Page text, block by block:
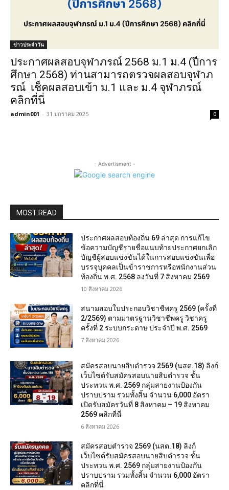
ข่าวประจำวัน
ประกาศผลสอบจุฬาภรณ์ 2568 ม.1 ม.4 (ปีการ
ศึกษา 2568) ท่านสามารถตรวจผลสอบจุฬาภ
รณ์ เช็คผลสอบเข้า ม.1 และ ม.4 จุฬาภรณ์
คลิกที่นี่
admin001 - 31 มกราคม 2025 0
- Advertisment -
MOST READ
ประกาศผลสอบท้องถิ่น 69 ล่าสุด การแก้ไข
ข้อความบัญชีรายชื่อแนบท้ายประกาศยกเลิก
บัญชีผู้สอบแข่งขันได้ในการสอบแข่งขันเพื่อ
บรรจุบุคคลเป็นข้าราชการหรือพนักงานส่วน
ท้องถิ่น พ.ศ. 2568 ลงวันที่ 7 สิงหาคม 2569
10 สิงหาคม 2026
สนามสอบใบประกอบวิชาชีพครู 2569 (ครั้งที่
2/2569) ตามมาตรฐานวิชาชีพครู วิชาครู
ครั้งที่ 2 ระบบกระดาษ ประจำปี พ.ศ. 2569
7 สิงหาคม 2026
สมัครสอบนายสิบตำรวจ 2569 (นสต.18) ลิงก์
เว็บไซต์รับสมัครสอบนายสิบตำรวจ ชั้น
ประทวน พ.ศ. 2569 กลุ่มสายงานป้องกัน
ปราบปราม รวมทั้งสิ้น จำนวน 6,000 อัตรา
เปิดรับสมัครวันที่ 8 สิงหาคม – 19 สิงหาคม
2569 คลิกที่นี่
6 สิงหาคม 2026
สมัครสอบตํารวจ 2569 (นสต.18) ลิงก์
เว็บไซต์รับสมัครสอบนายสิบตำรวจ ชั้น
ประทวน พ.ศ. 2569 กลุ่มสายงานป้องกัน
ปราบปราม รวมทั้งสิ้น จำนวน 6,000 อัตรา
คลิกที่นี่